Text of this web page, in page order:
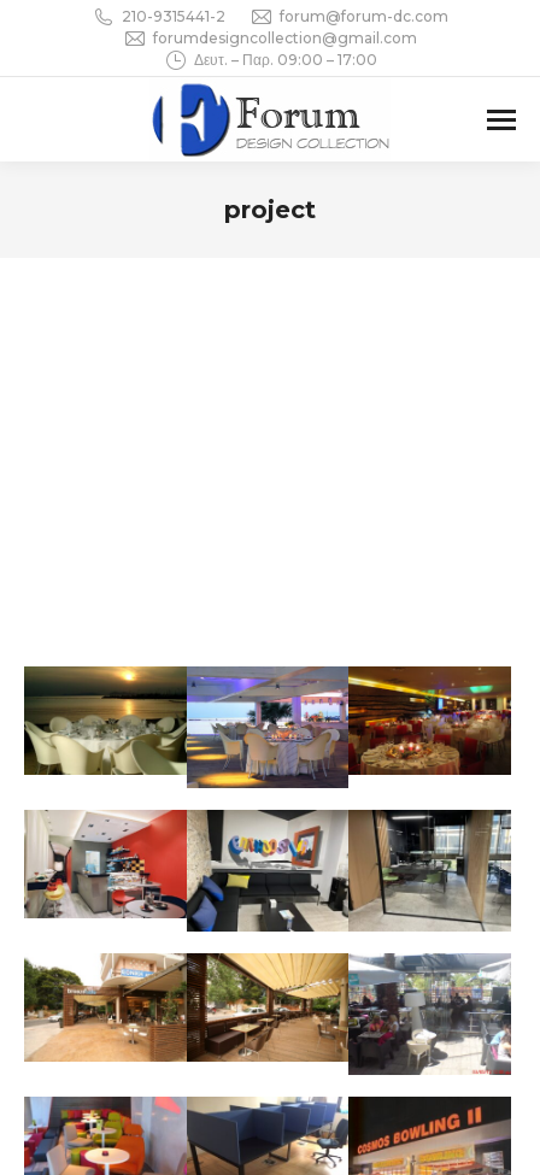
210-9315441-2
forum@forum-dc.com
forumdesigncollection@gmail.com
Δευτ. – Παρ. 09:00 – 17:00
project